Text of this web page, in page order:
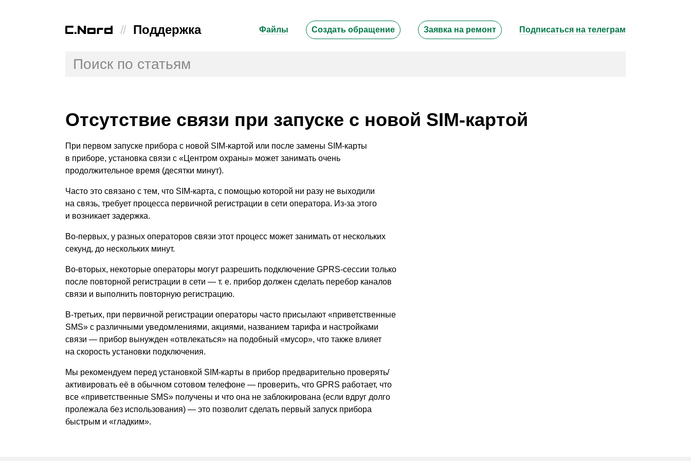
// Поддержка Файлы Создать обращение Заявка на ремонт Подписаться на телеграм
Отсутствие связи при запуске с новой SIM-картой
При первом запуске прибора с новой SIM-картой или после замены SIM-карты
в приборе, установка связи с «Центром охраны» может занимать очень
продолжительное время (десятки минут).
Часто это связано с тем, что SIM-карта, с помощью которой ни разу не выходили
на связь, требует процесса первичной регистрации в сети оператора. Из-за этого
и возникает задержка.
Во-первых, у разных операторов связи этот процесс может занимать от нескольких
секунд, до нескольких минут.
Во-вторых, некоторые операторы могут разрешить подключение GPRS-сессии только
после повторной регистрации в сети — т. е. прибор должен сделать перебор каналов
связи и выполнить повторную регистрацию.
В-третьих, при первичной регистрации операторы часто присылают «приветственные
SMS» с различными уведомлениями, акциями, названием тарифа и настройками
связи — прибор вынужден «отвлекаться» на подобный «мусор», что также влияет
на скорость установки подключения.
Мы рекомендуем перед установкой SIM-карты в прибор предварительно проверять/
активировать её в обычном сотовом телефоне — проверить, что GPRS работает, что
все «приветственные SMS» получены и что она не заблокирована (если вдруг долго
пролежала без использования) — это позволит сделать первый запуск прибора
быстрым и «гладким».